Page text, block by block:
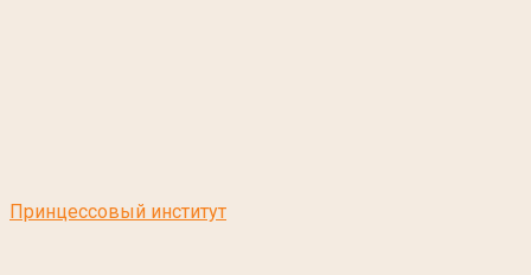
Принцессовый институт